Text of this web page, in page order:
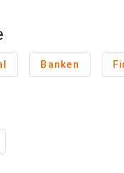
Banken